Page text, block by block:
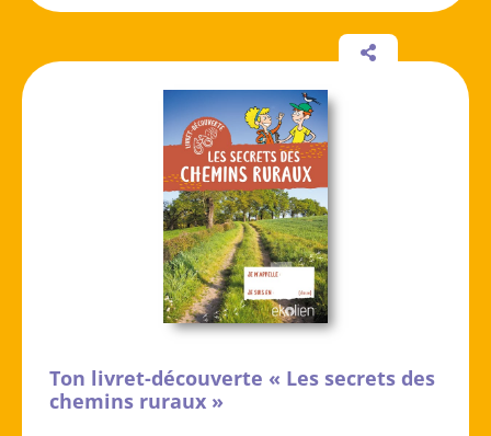
Ton livret-découverte « Les secrets des
chemins ruraux »